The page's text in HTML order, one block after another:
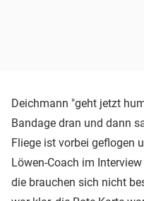
Deichmann "geht jetzt
Bandage dran und dann
Fliege ist vorbei geflogen
Löwen-Coach im
die brauchen sich nicht